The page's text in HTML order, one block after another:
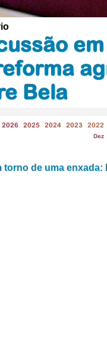
Bela
2026 2025 2024 2023 2022
Dez
torno de uma